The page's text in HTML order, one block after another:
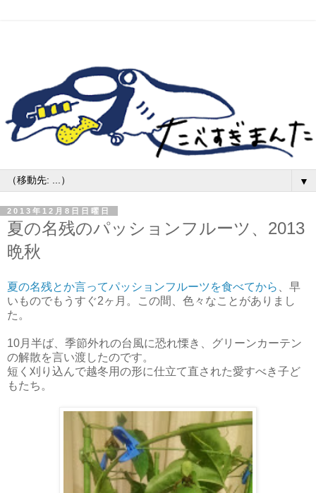
▼
2013年12月8日日曜日
夏の名残のパッションフルーツ、2013
晩秋
夏の名残とか言ってパッションフルーツを食べてから
、早
いものでもうすぐ2ヶ月。この間、色々なことがありまし
た。
10月半ば、季節外れの台風に恐れ慄き、グリーンカーテン
の解散を言い渡したのです。
短く刈り込んで越冬用の形に仕立て直された愛すべき子ど
もたち。